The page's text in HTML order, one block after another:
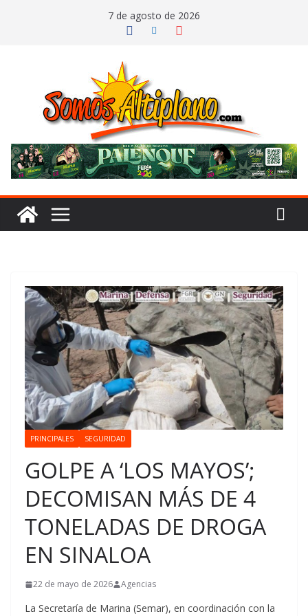
7 de agosto de 2026
PRINCIPALES SEGURIDAD
GOLPE A ‘LOS MAYOS’;
DECOMISAN MÁS DE 4
TONELADAS DE DROGA
EN SINALOA
22 de mayo de 2026 Agencias
La Secretaría de Marina (Semar), en coordinación con la